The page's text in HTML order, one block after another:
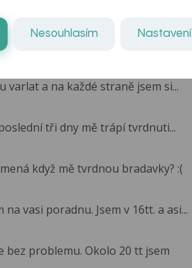
a na každé straně jsem si...
tři dny mě trápí tvrdnuti...
když mě tvrdnou bradavky? :(
vasi poradnu. Jsem v 16tt. a asi...
bez problemu. Okolo 20 tt jsem
Nesouhlasím Nastavení